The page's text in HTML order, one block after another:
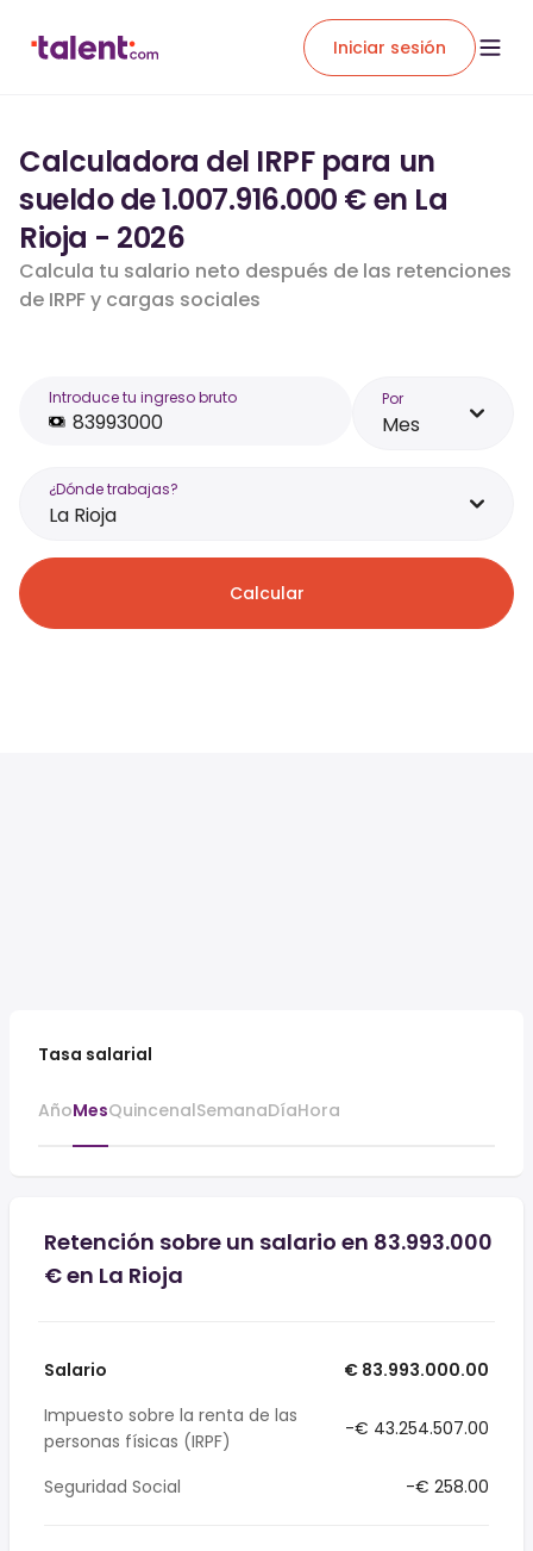
Iniciar sesión
Calculadora del IRPF para un
sueldo de 1.007.916.000 € en La
Rioja - 2026
Calcula tu salario neto después de las retenciones
de IRPF y cargas sociales
Introduce tu ingreso bruto Por
Mes
¿Dónde trabajas?
La Rioja
Calcular
Tasa salarial
AñoMesQuincenalSemanaDíaHora
Retención sobre un salario en 83.993.000
€ en La Rioja
Salario
€ 83.993.000.00
Impuesto sobre la renta de las
personas físicas (IRPF)
-€ 43.254.507.00
Seguridad Social -€ 258.00